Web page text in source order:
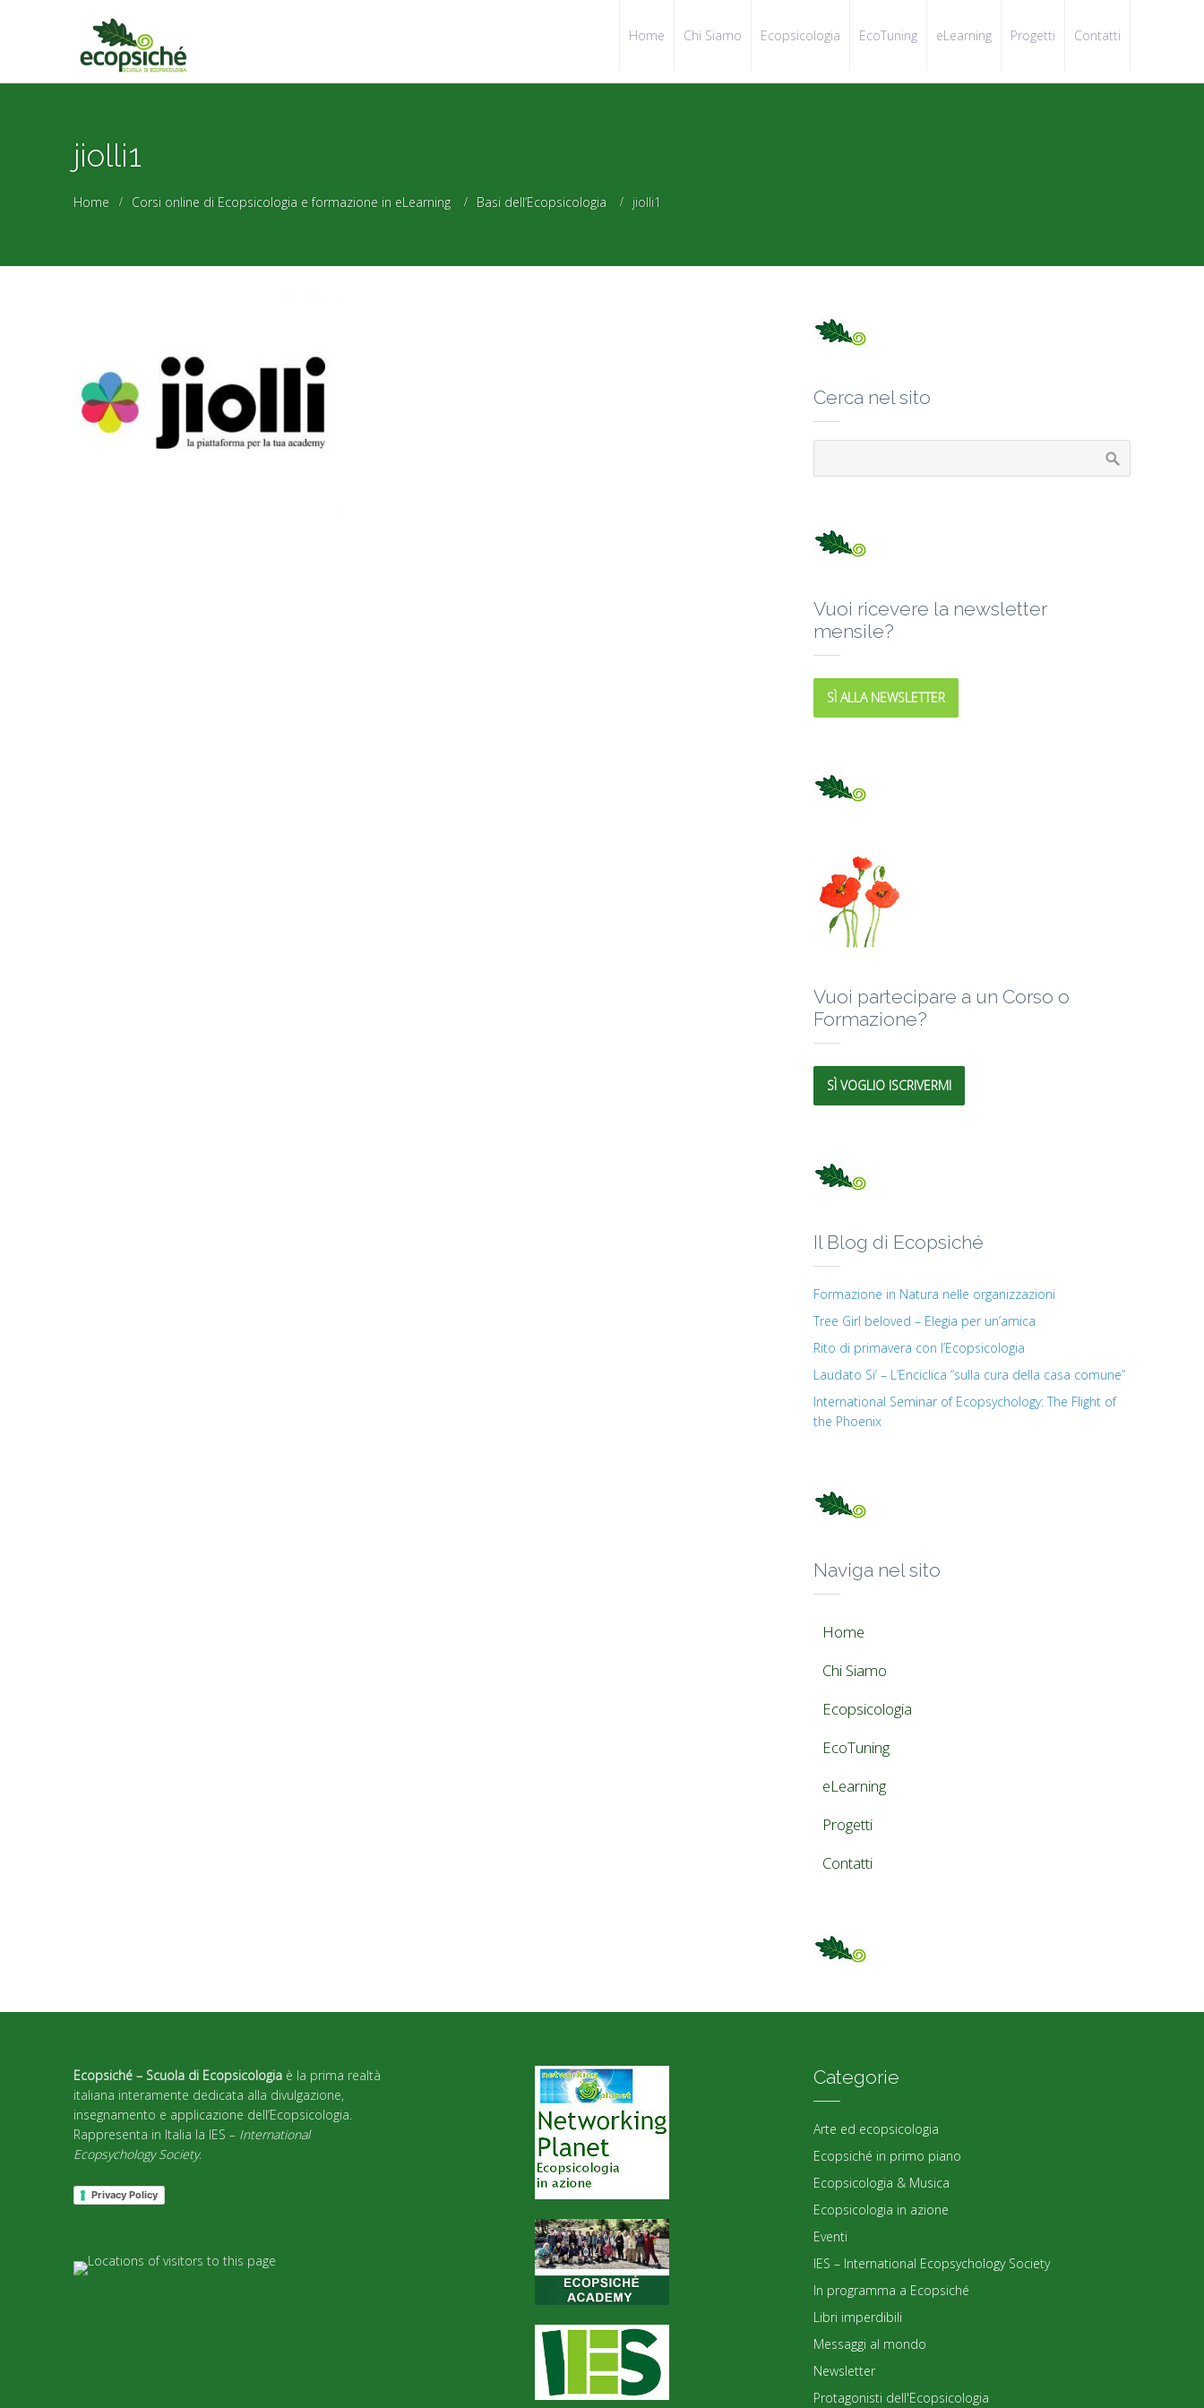
Home Chi Siamo Ecopsicologia EcoTuning eLearning Progetti Contatti
jiolli1
Home Corsi online di Ecopsicologia e formazione in eLearning Basi dell’Ecopsicologia jiolli1
Cerca nel sito
Vuoi ricevere la newsletter
mensile?
SÌ ALLA NEWSLETTER
Vuoi partecipare a un Corso o
Formazione?
SÌ VOGLIO ISCRIVERMI
Il Blog di Ecopsiché
Formazione in Natura nelle organizzazioni
Tree Girl beloved – Elegia per un’amica
Rito di primavera con l’Ecopsicologia
Laudato Si’ – L’Enciclica “sulla cura della casa comune”
International Seminar of Ecopsychology: The Flight of
the Phoenix
Naviga nel sito
Home
Chi Siamo
Ecopsicologia
EcoTuning
eLearning
Progetti
Contatti
Ecopsiché – Scuola di Ecopsicologia è la prima realtà
italiana interamente dedicata alla divulgazione,
insegnamento e applicazione dell’Ecopsicologia.
Rappresenta in Italia la IES – International
Ecopsychology Society.
Privacy Policy
Categorie
Arte ed ecopsicologia
Ecopsiché in primo piano
Ecopsicologia & Musica
Ecopsicologia in azione
Eventi
IES – International Ecopsychology Society
In programma a Ecopsiché
Libri imperdibili
Messaggi al mondo
Newsletter
Protagonisti dell'Ecopsicologia